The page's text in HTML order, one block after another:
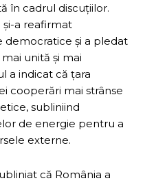
în cadrul discuțiilor.
și-a reafirmat
democratice și a pledat
unită și mai
a indicat că țara
cooperări mai strânse
subliniind
de energie pentru a
externe.
că România a